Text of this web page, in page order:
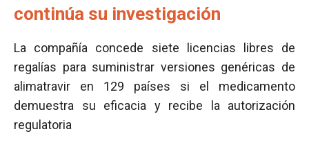
continúa su investigación
La compañía concede siete licencias libres de
regalías para suministrar versiones genéricas de
alimatravir en 129 países si el medicamento
demuestra su eficacia y recibe la autorización
regulatoria